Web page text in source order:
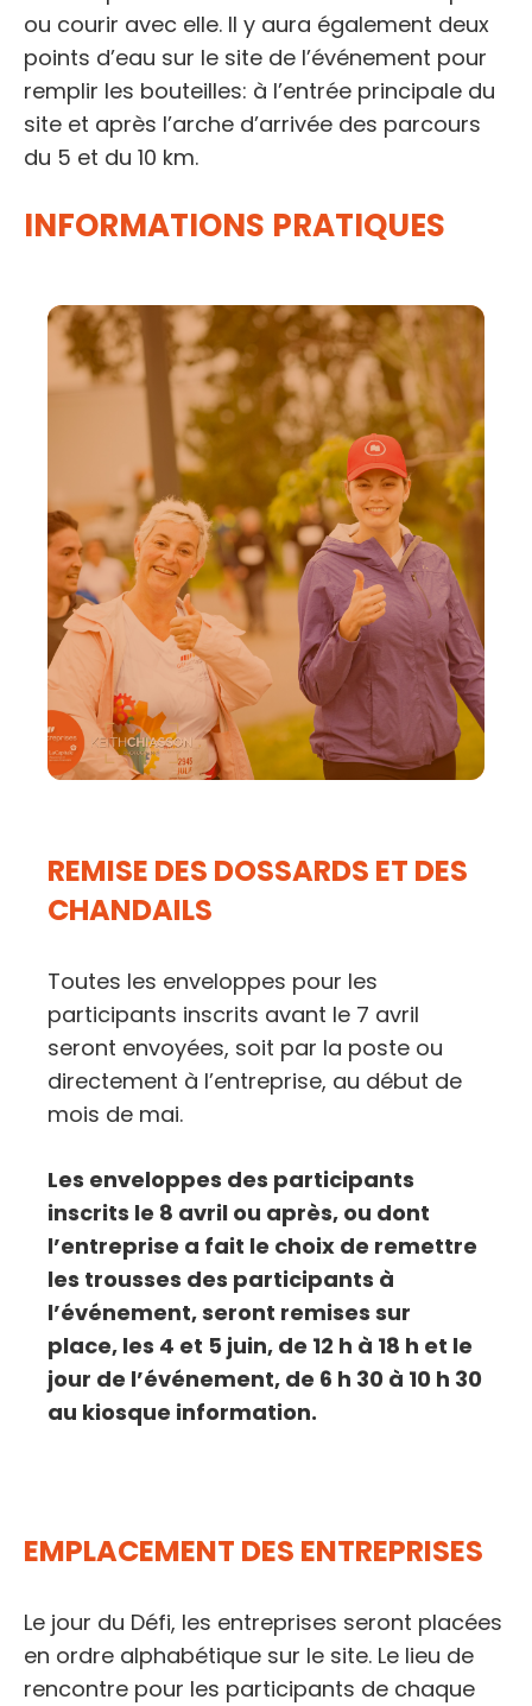
ou courir avec elle. Il y aura également deux
points d’eau sur le site de l’événement pour
remplir les bouteilles: à l’entrée principale du
site et après l’arche d’arrivée des parcours
du 5 et du 10 km.
INFORMATIONS PRATIQUES
REMISE DES DOSSARDS ET DES
CHANDAILS
Toutes les enveloppes pour les
participants inscrits avant le 7 avril
seront envoyées, soit par la poste ou
directement à l’entreprise, au début de
mois de mai.
Les enveloppes des participants
inscrits le 8 avril ou après, ou dont
l’entreprise a fait le choix de remettre
les trousses des participants à
l’événement,seront remises sur
place, les 4 et 5 juin, de 12 h à 18 h et le
jour de l’événement, de 6 h 30 à 10 h 30
au kiosque information.
EMPLACEMENT DES ENTREPRISES
Le jour du Défi, les entreprises seront placées
en ordre alphabétique sur le site. Le lieu de
rencontre pour les participants de chaque